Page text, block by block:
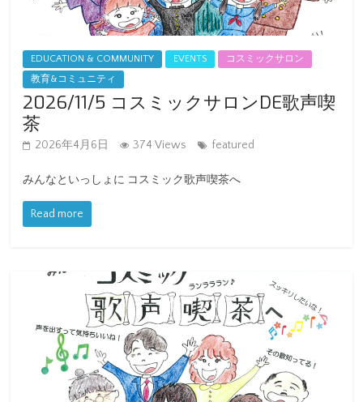
EDUCATION & COMMUNITY EVENTS
コスミックサロン
教育&コミュニティ
2026/11/5 コスミックサロンDE歌声喫
茶
2026年4月6日 374 Views featured
みんなといっしょに コスミック歌声喫茶へ
Read more